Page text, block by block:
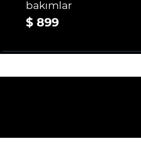
bakımlar
$ 899